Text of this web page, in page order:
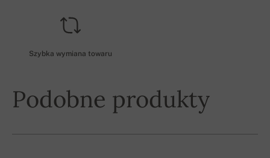
Szybka wymiana towaru
Podobne produkty